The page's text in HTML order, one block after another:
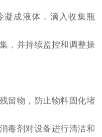
成液体，滴入收集瓶
并持续监控和调整操
物，防止物料固化堵
剂对设备进行清洁和